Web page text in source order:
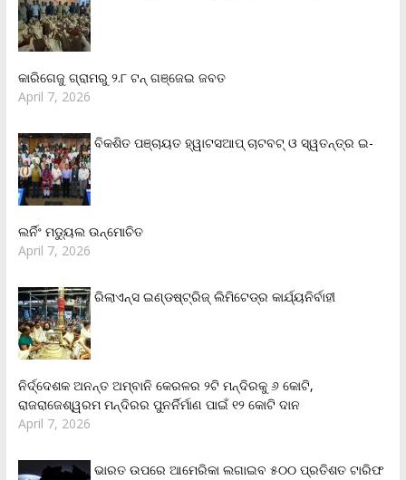
କାରିଗେଜୁ ଗ୍ରାମରୁ ୨.୮ ଟନ୍ ଗଞ୍ଜେଇ ଜବତ
April 7, 2026
ବିକଶିତ ପଞ୍ଚାୟତ ହ୍ୱାଟସଆପ୍ ଚାଟବଟ୍ ଓ ସ୍ୱତନ୍ତ୍ର ଇ-
ଲର୍ନିଂ ମଡ୍ୟୁଲ ଉନ୍ମୋଚିତ
April 7, 2026
ରିଲାଏନ୍‌ସ ଇଣ୍ଡଷ୍ଟ୍ରିଜ୍ ଲିମିଟେଡ୍‌ର କାର୍ଯ୍ୟନିର୍ବାହୀ
ନିର୍ଦ୍ଦେଶକ ଅନନ୍ତ ଅମ୍ବାନି କେରଳର ୨ଟି ମନ୍ଦିରକୁ ୬ କୋଟି,
ରାଜରାଜେଶ୍ୱରମ ମନ୍ଦିରର ପୁନର୍ନିର୍ମାଣ ପାଇଁ ୧୨ କୋଟି ଦାନ
April 7, 2026
ଭାରତ ଉପରେ ଆମେରିକା ଲଗାଇବ ୫୦୦ ପ୍ରତିଶତ ଟାରିଫ